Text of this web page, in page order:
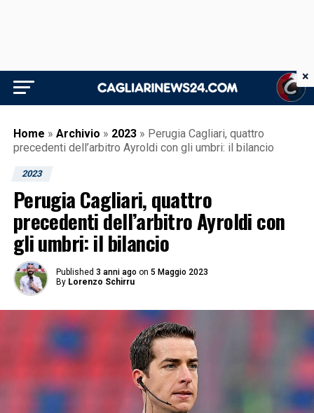
Home » Archivio » 2023 » Perugia Cagliari, quattro
precedenti dell’arbitro Ayroldi con gli umbri: il bilancio
2023
Perugia Cagliari, quattro
precedenti dell’arbitro Ayroldi con
gli umbri: il bilancio
Published 3 anni ago on 5 Maggio 2023
By Lorenzo Schirru
×